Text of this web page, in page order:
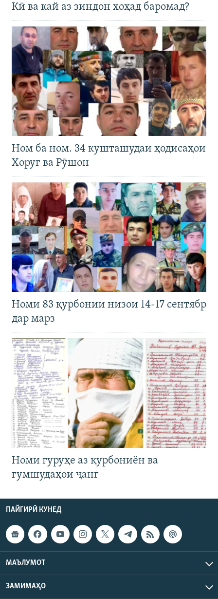
Кӣ ва кай аз зиндон хоҳад баромад?
Ном ба ном. 34 кушташудаи ҳодисаҳои
Хоруғ ва Рӯшон
Номи 83 қурбонии низои 14-17 сентябр
дар марз
Номи гуруҳе аз қурбониён ва
гумшудаҳои ҷанг
ПАЙГИРӢ КУНЕД
МАЪЛУМОТ
ЗАМИМАҲО